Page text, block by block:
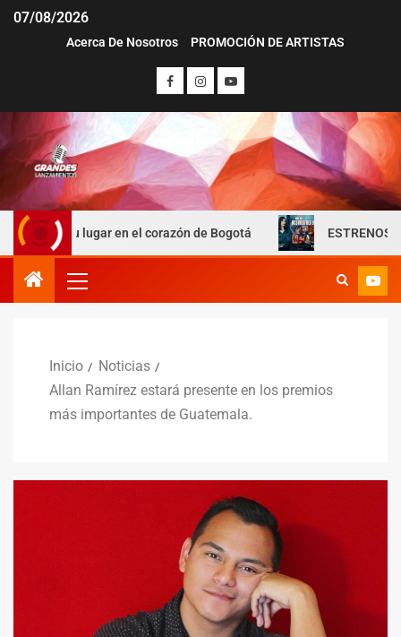
07/08/2026
Acerca De Nosotros PROMOCIÓN DE ARTISTAS
lugar en el corazón de Bogotá ESTRENOS «ROSTROS
Inicio
Noticias
Allan Ramírez estará presente en los premios
más importantes de Guatemala.